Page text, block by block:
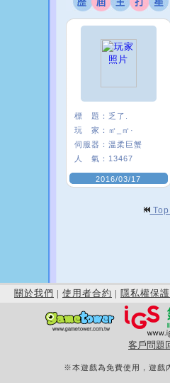
標 題： 乏了.
玩 家： ㎡_㎡·
伺服器： 溫柔巨蟹
人 氣： 13467
2016/03/17
關於我們 | 使用者合約 | 隱私權保護
客戶問題
※本遊戲為免費使用，遊戲